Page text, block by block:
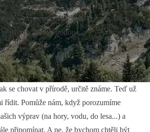
svých srdcích. Na každém výletě. Na
a každý den. Najděme způsob, jak žít
v rovnováze s přírodou.
se chovat v přírodě, určitě známe. Teď už
řídit. Pomůže nám, když porozumíme
výprav (na hory, vodu, do lesa...) a
připomínat. A ne, že bychom chtěli být